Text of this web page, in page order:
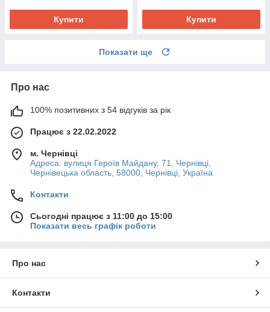
Купити Купити
Показати ще
Про нас
100% позитивних з 54 відгуків за рік
Працює з 22.02.2022
м. Чернівці
Адреса: вулиця Героїв Майдану, 71, Чернівці,
Чернівецька область, 58000, Чернівці, Україна
Контакти
Сьогодні працює з 11:00 до 15:00
Показати весь графік роботи
Про нас
Контакти